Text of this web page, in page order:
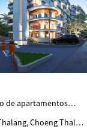
de apartamentos
Andaman Riviera
Choeng Thale,